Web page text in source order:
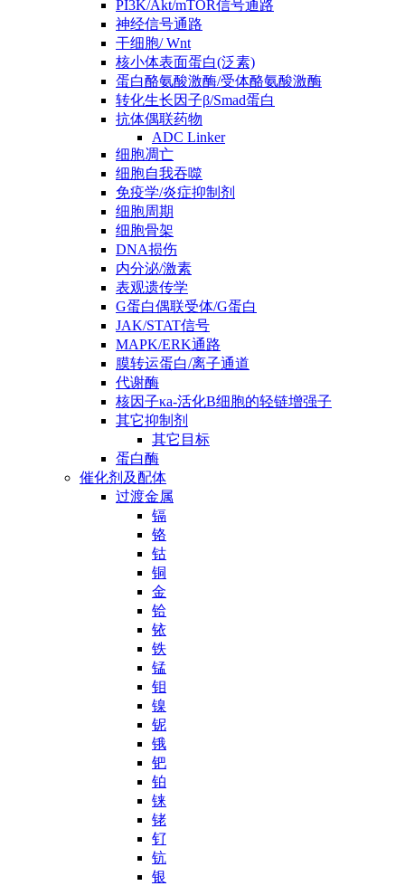
PI3K/Akt/mTOR信号通路
神经信号通路
干细胞/ Wnt
核小体表面蛋白(泛素)
蛋白酪氨酸激酶/受体酪氨酸激酶
转化生长因子β/Smad蛋白
抗体偶联药物
ADC Linker
细胞凋亡
细胞自我吞噬
免疫学/炎症抑制剂
细胞周期
细胞骨架
DNA损伤
内分泌/激素
表观遗传学
G蛋白偶联受体/G蛋白
JAK/STAT信号
MAPK/ERK通路
膜转运蛋白/离子通道
代谢酶
核因子κa-活化B细胞的轻链增强子
其它抑制剂
其它目标
蛋白酶
催化剂及配体
过渡金属
镉
铬
钴
铜
金
铪
铱
铁
锰
钼
镍
铌
锇
钯
铂
铼
铑
钌
钪
银